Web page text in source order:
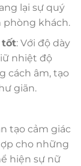
lại sự quý
phòng khách.
tốt: Với độ dày
nhiệt độ
cách âm, tạo
giãn.
tạo cảm giác
cho những
hiện sự nữ